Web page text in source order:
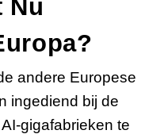
Nu
andere Europese
ingediend bij de
gigafabrieken te